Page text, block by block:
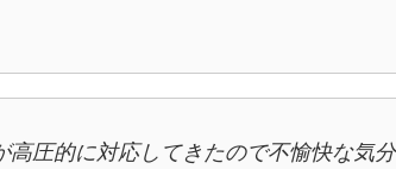
高圧的に対応してきたので不愉快な気分